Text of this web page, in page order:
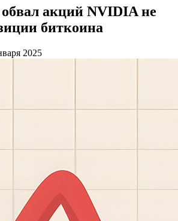
акций NVIDIA не
биткоина
2025